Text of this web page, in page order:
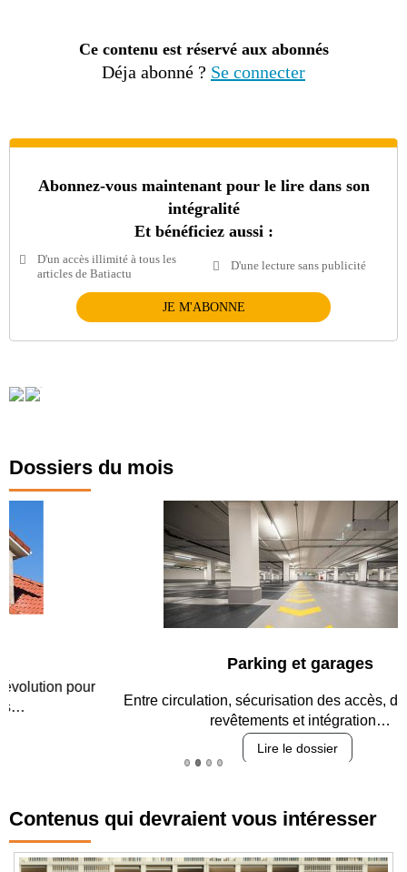
Ce contenu est réservé aux abonnés
Déja abonné ? Se connecter
Abonnez-vous maintenant pour le lire dans son
intégralité
Et bénéficiez aussi :
D'un accès illimité à tous les
articles de Batiactu
D'une lecture sans publicité
JE M'ABONNE
Dossiers du mois
Parking et garages
Entre circulation, sécurisation des accès, durabilité des
revêtements et intégration…
Contenus qui devraient vous intéresser